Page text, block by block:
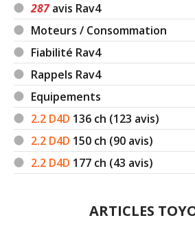
287avis Rav4
Moteurs / Consommation
Fiabilité Rav4
Rappels Rav4
Equipements
2.2 D4D 136 ch (123 avis)
2.2 D4D 150 ch (90 avis)
2.2 D4D 177 ch (43 avis)
ARTICLES